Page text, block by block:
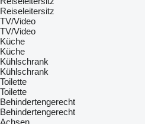
Reiseleitersitz
TV/Video
TV/Video
Küche
Küche
Kühlschrank
Kühlschrank
Toilette
Toilette
Behindertengerecht
Behindertengerecht
Achsen